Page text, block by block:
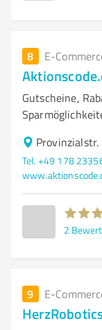
8 E-
Gutscheine,
Tel. +49 178
2
9 E-